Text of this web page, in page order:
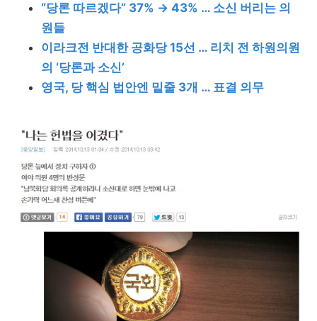
“당론 따르겠다” 37% → 43% … 소신 버리는 의
원들
이라크전 반대한 공화당 15선 … 리치 전 하원의원
의 ‘당론과 소신’
영국, 당 핵심 법안엔 밑줄 3개 … 표결 의무